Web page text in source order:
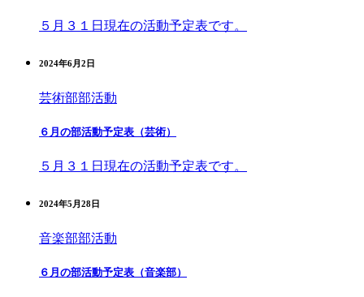
５月３１日現在の活動予定表です。
2024年6月2日
芸術部部活動
６月の部活動予定表（芸術）
５月３１日現在の活動予定表です。
2024年5月28日
音楽部部活動
６月の部活動予定表（音楽部）